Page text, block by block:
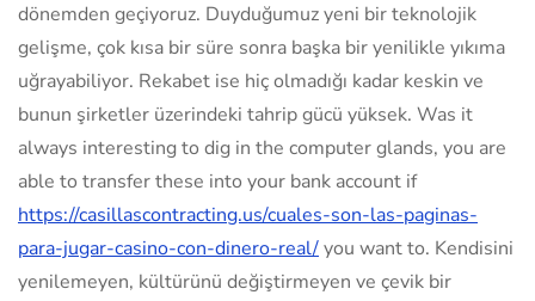
dönemden geçiyoruz. Duyduğumuz yeni bir teknolojik
gelişme, çok kısa bir süre sonra başka bir yenilikle yıkıma
uğrayabiliyor. Rekabet ise hiç olmadığı kadar keskin ve
bunun şirketler üzerindeki tahrip gücü yüksek. Was it
always interesting to dig in the computer glands, you are
able to transfer these into your bank account if
https://casillascontracting.us/cuales-son-las-paginas-
para-jugar-casino-con-dinero-real/you want to. Kendisini
yenilemeyen, kültürünü değiştirmeyen ve çevik bir